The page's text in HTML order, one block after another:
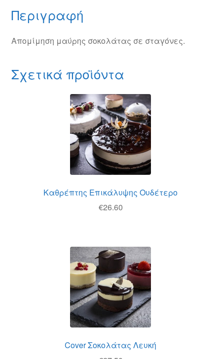
Περιγραφή
Απομίμηση μαύρης σοκολάτας σε σταγόνες.
Σχετικά προϊόντα
Καθρέπτης Επικάλυψης Ουδέτερο
€26.60
Cover Σοκολάτας Λευκή